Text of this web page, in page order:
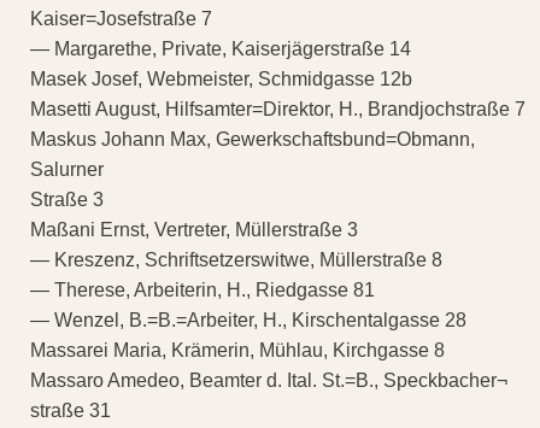
Kaiser=Josefstraße 7
— Margarethe, Private, Kaiserjägerstraße 14
Masek Josef, Webmeister, Schmidgasse 12b
Masetti August, Hilfsamter=Direktor, H., Brandjochstraße 7
Maskus Johann Max, Gewerkschaftsbund=Obmann,
Salurner
Straße 3
Maßani Ernst, Vertreter, Müllerstraße 3
— Kreszenz, Schriftsetzerswitwe, Müllerstraße 8
— Therese, Arbeiterin, H., Riedgasse 81
— Wenzel, B.=B.=Arbeiter, H., Kirschentalgasse 28
Massarei Maria, Krämerin, Mühlau, Kirchgasse 8
Massaro Amedeo, Beamter d. Ital. St.=B., Speckbacher¬
straße 31